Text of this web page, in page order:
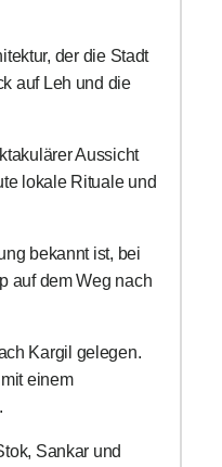
der die Stadt
auf Leh und die
Aussicht
lokale Rituale und
bekannt ist, bei
auf dem Weg nach
Kargil gelegen.
einem
Sankar und